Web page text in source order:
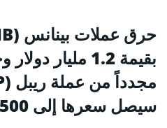
بقيمة 1.2 مليار
سيصل سعرها إلى 1,500$؟